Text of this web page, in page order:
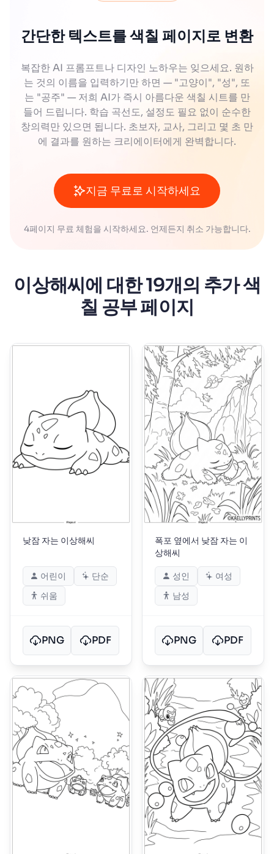
간단한 텍스트를 색칠 페이지로 변환
복잡한 AI 프롬프트나 디자인 노하우는 잊으세요. 원하
는 것의 이름을 입력하기만 하면 — "고양이", "성", 또
는 "공주" — 저희 AI가 즉시 아름다운 색칠 시트를 만
들어 드립니다. 학습 곡선도, 설정도 필요 없이 순수한
창의력만 있으면 됩니다. 초보자, 교사, 그리고 몇 초 만
에 결과를 원하는 크리에이터에게 완벽합니다.
지금 무료로 시작하세요
4페이지 무료 체험을 시작하세요. 언제든지 취소 가능합니다.
이상해씨에 대한 19개의 추가 색
칠 공부 페이지
낮잠 자는 이상해씨
어린이
단순
쉬움
PNG PDF
폭포 옆에서 낮잠 자는 이
상해씨
성인
여성
남성
PNG PDF